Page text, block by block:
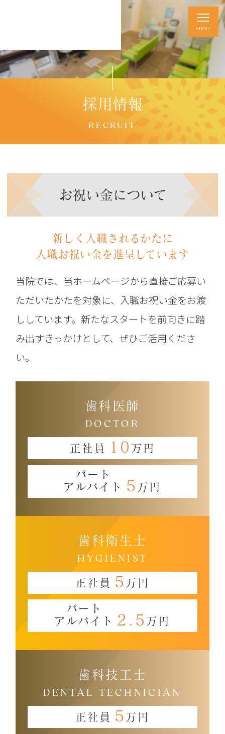
採用情報
RECRUIT
お祝い金について
新しく入職されるかたに
入職お祝い金を進呈しています
当院では、当ホームページから直接ご応募い
ただいたかたを対象に、入職お祝い金をお渡
ししています。新たなスタートを前向きに踏
み出すきっかけとして、ぜひご活用くださ
い。
歯科医師
DOCTOR
正社員 10 万円
パート
アルバイト
5 万円
歯科衛生士
HYGIENIST
正社員 5 万円
パート
アルバイト
2.5 万円
歯科技工士
DENTAL TECHNICIAN
正社員 5 万円